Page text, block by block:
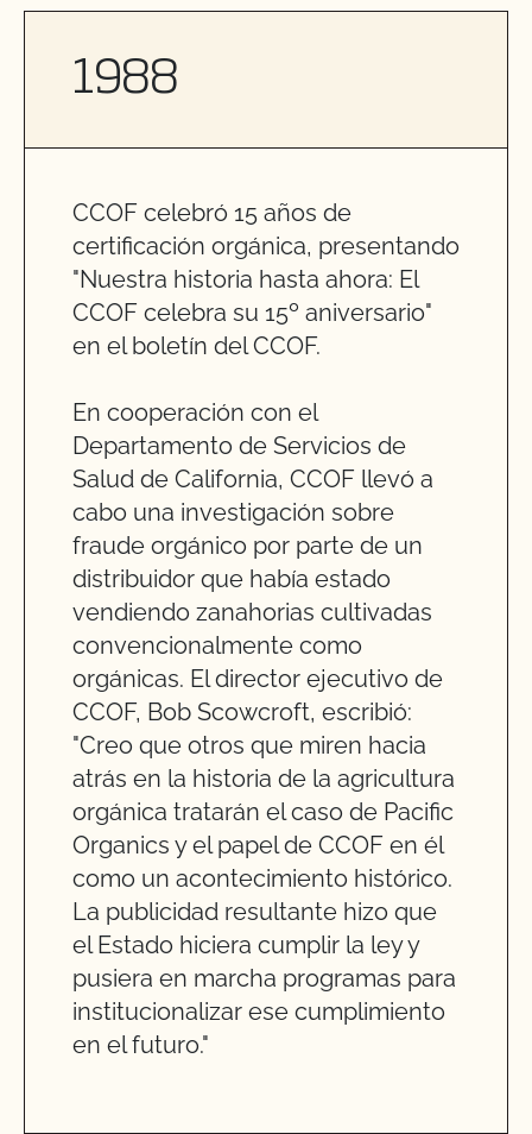
1988
CCOF celebró 15 años de
certificación orgánica, presentando
"Nuestra historia hasta ahora: El
CCOF celebra su 15º aniversario"
en el boletín del CCOF.
En cooperación con el
Departamento de Servicios de
Salud de California, CCOF llevó a
cabo una investigación sobre
fraude orgánico por parte de un
distribuidor que había estado
vendiendo zanahorias cultivadas
convencionalmente como
orgánicas. El director ejecutivo de
CCOF, Bob Scowcroft, escribió:
"Creo que otros que miren hacia
atrás en la historia de la agricultura
orgánica tratarán el caso de Pacific
Organics y el papel de CCOF en él
como un acontecimiento histórico.
La publicidad resultante hizo que
el Estado hiciera cumplir la ley y
pusiera en marcha programas para
institucionalizar ese cumplimiento
en el futuro."